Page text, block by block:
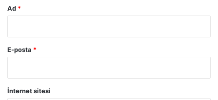
a
k
l
ı
Ad *
E-posta *
İnternet sitesi